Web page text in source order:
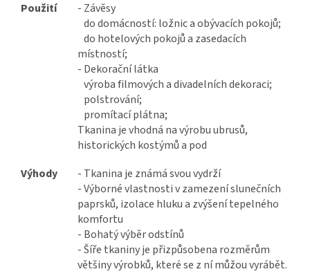
Použití
- Závěsy
do domácností: ložnic a obývacích pokojů;
do hotelových pokojů a zasedacích
místností;
- Dekorační látka
výroba filmových a divadelních dekoraci;
polstrování;
promítací plátna;
Tkanina je vhodná na výrobu ubrusů,
historických kostýmů a pod
Výhody
- Tkanina je známá svou vydrží
- Výborné vlastnosti v zamezení slunečních
paprsků, izolace hluku a zvýšení tepelného
komfortu
- Bohatý výběr odstínů
- Šíře tkaniny je přizpůsobena rozměrům
většiny výrobků, které se z ní můžou vyrábět.